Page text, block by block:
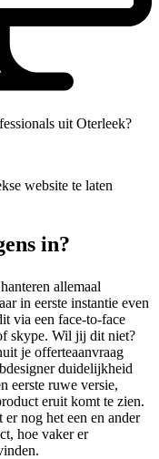
uit Oterleek?
website te laten
in?
allemaal
in eerste instantie even
via een face-to-face
skype. Wil jij dit niet?
je offerteaanvraag
duidelijkheid
eerste ruwe versie,
eruit komt te zien.
nog het een en ander
hoe vaker er